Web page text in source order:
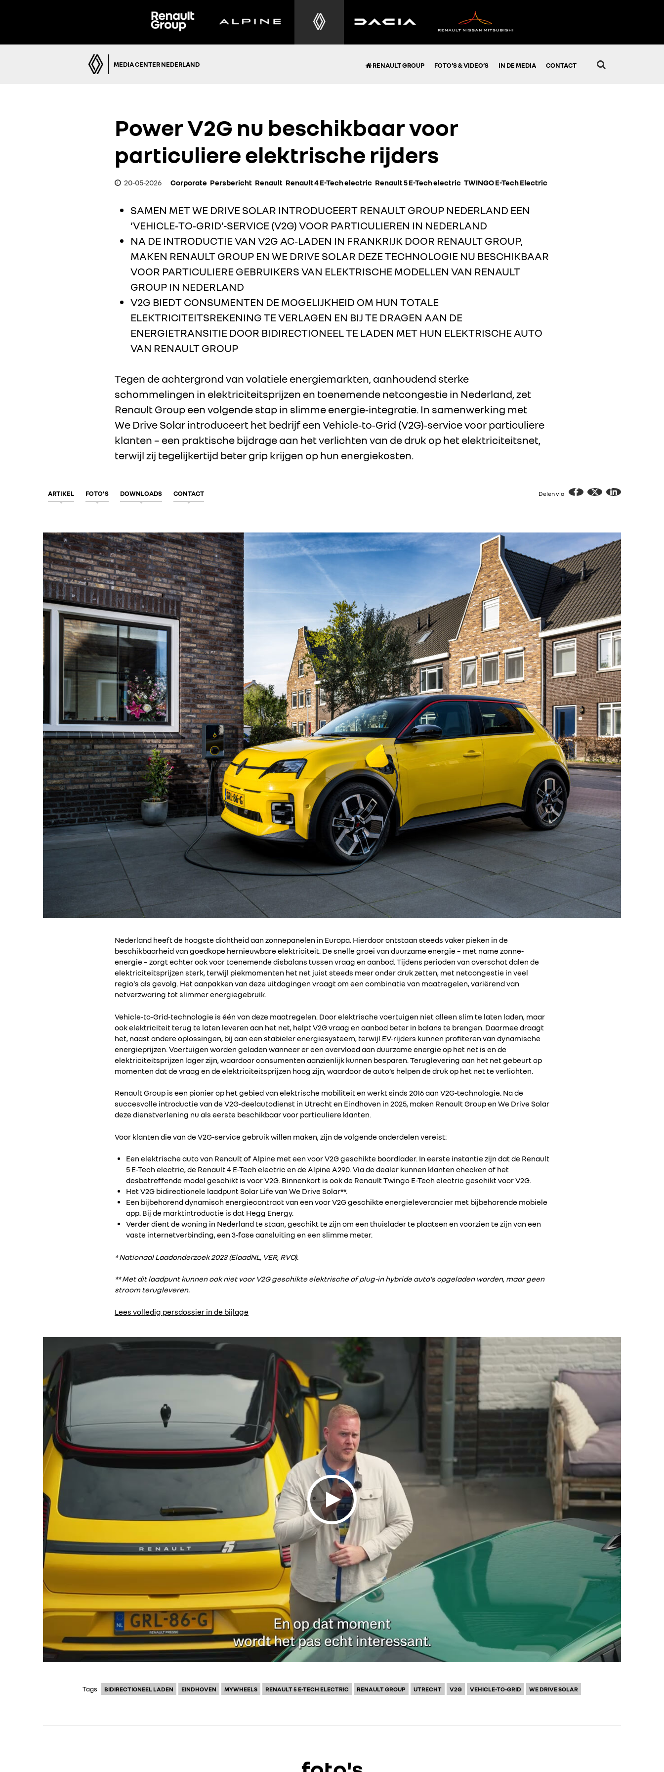
MEDIA CENTER NEDERLAND RENAULT GROUP FOTO’S & VIDEO’S IN DE MEDIA CONTACT
Power V2G nu beschikbaar voor
particuliere elektrische rijders
20-05-2026 Corporate Persbericht Renault Renault 4 E-Tech electric Renault 5 E-Tech electric TWINGO E-Tech Electric
SAMEN MET WE DRIVE SOLAR INTRODUCEERT RENAULT GROUP NEDERLAND EEN
‘VEHICLE‑TO‑GRID’-SERVICE (V2G) VOOR PARTICULIEREN IN NEDERLAND
NA DE INTRODUCTIE VAN V2G AC‑LADEN IN FRANKRIJK DOOR RENAULT GROUP,
MAKEN RENAULT GROUP EN WE DRIVE SOLAR DEZE TECHNOLOGIE NU BESCHIKBAAR
VOOR PARTICULIERE GEBRUIKERS VAN ELEKTRISCHE MODELLEN VAN RENAULT
GROUP IN NEDERLAND
V2G BIEDT CONSUMENTEN DE MOGELIJKHEID OM HUN TOTALE
ELEKTRICITEITSREKENING TE VERLAGEN EN BIJ TE DRAGEN AAN DE
ENERGIETRANSITIE DOOR BIDIRECTIONEEL TE LADEN MET HUN ELEKTRISCHE AUTO
VAN RENAULT GROUP
Tegen de achtergrond van volatiele energiemarkten, aanhoudend sterke
schommelingen in elektriciteitsprijzen en toenemende netcongestie in Nederland, zet
Renault Group een volgende stap in slimme energie‑integratie. In samenwerking met
We Drive Solar introduceert het bedrijf een Vehicle‑to‑Grid (V2G)‑service voor particuliere
klanten – een praktische bijdrage aan het verlichten van de druk op het elektriciteitsnet,
terwijl zij tegelijkertijd beter grip krijgen op hun energiekosten.
ARTIKEL FOTO'S DOWNLOADS CONTACT Delen via
Nederland heeft de hoogste dichtheid aan zonnepanelen in Europa. Hierdoor ontstaan steeds vaker pieken in de
beschikbaarheid van goedkope hernieuwbare elektriciteit. De snelle groei van duurzame energie – met name zonne-
energie – zorgt echter ook voor toenemende disbalans tussen vraag en aanbod. Tijdens perioden van overschot dalen de
elektriciteitsprijzen sterk, terwijl piekmomenten het net juist steeds meer onder druk zetten, met netcongestie in veel
regio’s als gevolg. Het aanpakken van deze uitdagingen vraagt om een combinatie van maatregelen, variërend van
netverzwaring tot slimmer energiegebruik.
Vehicle-to-Grid-technologie is één van deze maatregelen. Door elektrische voertuigen niet alleen slim te laten laden, maar
ook elektriciteit terug te laten leveren aan het net, helpt V2G vraag en aanbod beter in balans te brengen. Daarmee draagt
het, naast andere oplossingen, bij aan een stabieler energiesysteem, terwijl EV-rijders kunnen profiteren van dynamische
energieprijzen. Voertuigen worden geladen wanneer er een overvloed aan duurzame energie op het net is en de
elektriciteitsprijzen lager zijn, waardoor consumenten aanzienlijk kunnen besparen. Teruglevering aan het net gebeurt op
momenten dat de vraag en de elektriciteitsprijzen hoog zijn, waardoor de auto’s helpen de druk op het net te verlichten.
Renault Group is een pionier op het gebied van elektrische mobiliteit en werkt sinds 2016 aan V2G-technologie. Na de
succesvolle introductie van de V2G-deelautodienst in Utrecht en Eindhoven in 2025, maken Renault Group en We Drive Solar
deze dienstverlening nu als eerste beschikbaar voor particuliere klanten.
Voor klanten die van de V2G-service gebruik willen maken, zijn de volgende onderdelen vereist:
Een elektrische auto van Renault of Alpine met een voor V2G geschikte boordlader. In eerste instantie zijn dat de Renault
5 E-Tech electric, de Renault 4 E-Tech electric en de Alpine A290. Via de dealer kunnen klanten checken of het
desbetreffende model geschikt is voor V2G. Binnenkort is ook de Renault Twingo E-Tech electric geschikt voor V2G.
Het V2G bidirectionele laadpunt Solar Life van We Drive Solar**.
Een bijbehorend dynamisch energiecontract van een voor V2G geschikte energieleverancier met bijbehorende mobiele
app. Bij de marktintroductie is dat Hegg Energy.
Verder dient de woning in Nederland te staan, geschikt te zijn om een thuislader te plaatsen en voorzien te zijn van een
vaste internetverbinding, een 3-fase aansluiting en een slimme meter.
* Nationaal Laadonderzoek 2023 (ElaadNL, VER, RVO).
** Met dit laadpunt kunnen ook niet voor V2G geschikte elektrische of plug-in hybride auto’s opgeladen worden, maar geen
stroom terugleveren.
Lees volledig persdossier in de bijlage
Tags BIDIRECTIONEEL LADEN EINDHOVEN MYWHEELS RENAULT 5 E-TECH ELECTRIC RENAULT GROUP UTRECHT V2G VEHICLE-TO-GRID WE DRIVE SOLAR